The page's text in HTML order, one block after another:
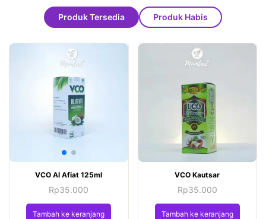
Produk Tersedia Produk Habis
VCO Al Afiat 125ml
Rp35.000
Tambah ke keranjang
VCO Kautsar
Rp35.000
Tambah ke keranjang